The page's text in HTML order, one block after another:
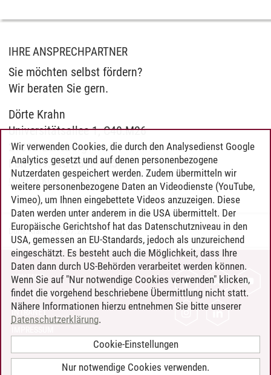
IHRE ANSPRECHPARTNER
Sie möchten selbst fördern?
Wir beraten Sie gern.
Dörte Krahn
Universitätsallee 1, C40.M26
21335 Lüneburg
Fon +49.4131.677-1554
doerte.krahn@leuphana.de
Dörte Krahn/07.07.2026
KONTAKT
LEUPHANA ALS ARBEITGEBER
INTRANET
BARRIEREFREIHEIT
Wir verwenden Cookies, die durch den Analysedienst Google
Analytics gesetzt und auf denen personenbezogene
Nutzerdaten gespeichert werden. Zudem übermitteln wir
weitere personenbezogene Daten an Videodienste (YouTube,
Vimeo), um Ihnen eingebettete Videos anzuzeigen. Diese
Daten werden unter anderem in die USA übermittelt. Der
Europäische Gerichtshof hat das Datenschutzniveau in den
USA, gemessen an EU-Standards, jedoch als unzureichend
eingeschätzt. Es besteht auch die Möglichkeit, dass Ihre
Daten dann durch US-Behörden verarbeitet werden können.
Wenn Sie auf "Nur notwendige Cookies verwenden" klicken,
findet die vorgehend beschriebene Übermittlung nicht statt.
Nähere Informationen hierzu entnehmen Sie bitte unserer
Datenschutzerklärung.
Cookie-Einstellungen
Nur notwendige Cookies verwenden.